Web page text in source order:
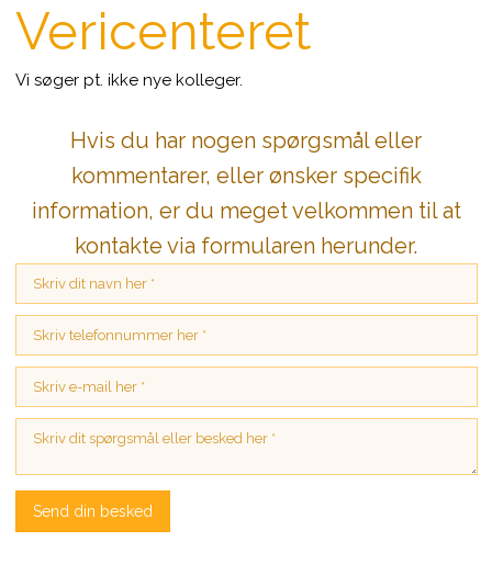
Vericenteret
Vi søger pt. ikke nye kolleger.​​
Hvis du har nogen spørgsmål eller
kommentarer, eller ønsker specifik
information, er du meget velkommen til at
kontakte via formularen herunder.